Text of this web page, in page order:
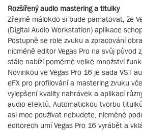
Rozšířený audio mastering a titulky
Zřejmě málokdo si bude pamatovat, že
(Digital Audio Workstation) aplikace
Postupně se role zvuku a zpracování
nicméně editor Vegas Pro na svůj původ
stále nabízí poměrně velké množství
Novinkou ve Vegas Pro 16 je sada VST
eFX pro profilování a mastering zvuku
vylepšení kvality nahrávek a aplikací
audio efektů. Automatickou tvorbu
asi moc používat nebudete, nicméně
editorech umí Vegas Pro 16 vyrábět a